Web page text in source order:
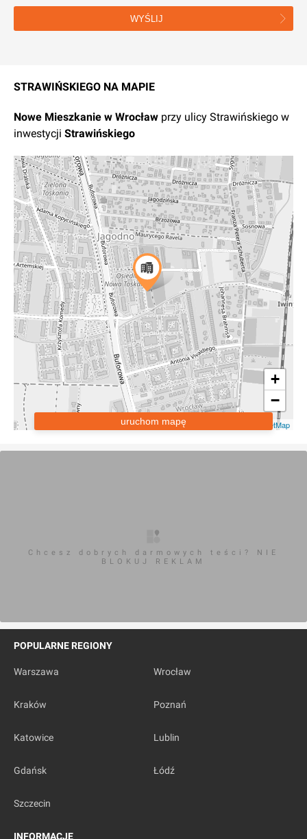
WYŚLIJ
STRAWIŃSKIEGO NA MAPIE
Nowe Mieszkanie w Wrocław przy ulicy Strawińskiego w
inwestycji Strawińskiego
+
−
OpenStreetMap
uruchom mapę
Chcesz dobrych darmowych teści? NIE
BLOKUJ REKLAM
POPULARNE REGIONY
Warszawa Wrocław
Kraków Poznań
Katowice Lublin
Gdańsk Łódź
Szczecin
INFORMACJE